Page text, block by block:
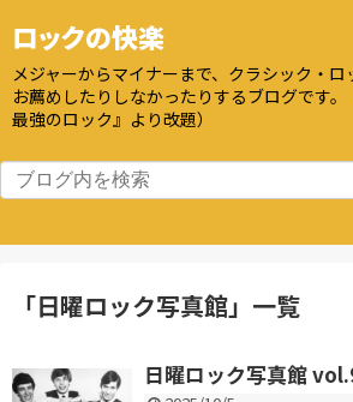
ロックの快楽
メジャーからマイナーまで、クラシック・
お薦めしたりしなかったりするブログです
最強のロック』より改題）
「日曜ロック写真館」 一覧
日曜ロック写真館